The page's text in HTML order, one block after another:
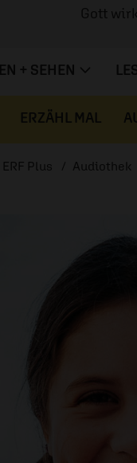
Gott
+ SEHEN
ERZÄHL MAL
ERF Plus Audiothek